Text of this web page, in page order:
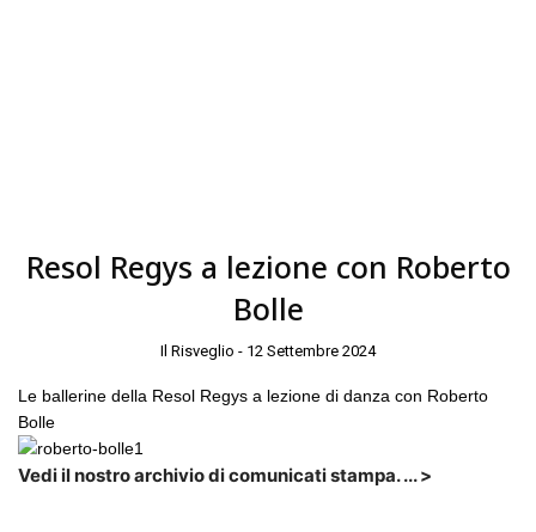
Resol Regys a lezione con Roberto
Bolle
Il Risveglio - 12 Settembre 2024
Le ballerine della Resol Regys a lezione di danza con Roberto
Bolle
Vedi il nostro archivio di comunicati stampa. ... >